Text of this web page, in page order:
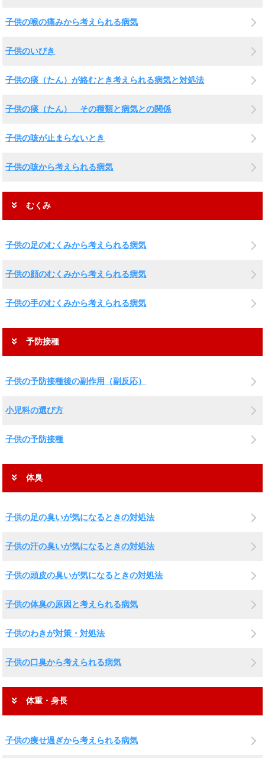
子供の喉の痛みから考えられる病気
子供のいびき
子供の痰（たん）が絡むとき考えられる病気と対処法
子供の痰（たん） その種類と病気との関係
子供の咳が止まらないとき
子供の咳から考えられる病気
むくみ
子供の足のむくみから考えられる病気
子供の顔のむくみから考えられる病気
子供の手のむくみから考えられる病気
予防接種
子供の予防接種後の副作用（副反応）
小児科の選び方
子供の予防接種
体臭
子供の足の臭いが気になるときの対処法
子供の汗の臭いが気になるときの対処法
子供の頭皮の臭いが気になるときの対処法
子供の体臭の原因と考えられる病気
子供のわきが対策・対処法
子供の口臭から考えられる病気
体重・身長
子供の痩せ過ぎから考えられる病気